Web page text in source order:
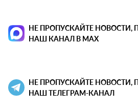
НЕ ПРОПУСКАЙТЕ НОВОСТИ,
НАШ КАНАЛ В MAX
НЕ ПРОПУСКАЙТЕ НОВОСТИ,
НАШ ТЕЛЕГРАМ-КАНАЛ